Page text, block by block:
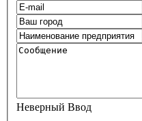
Неверный Ввод